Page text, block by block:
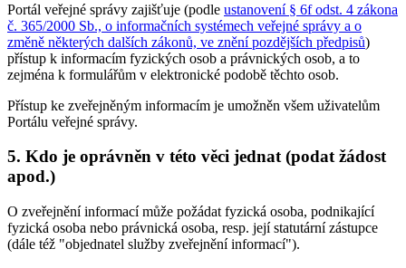
Portál veřejné správy zajišťuje (podle ustanovení § 6f odst. 4 zákona
č. 365/2000 Sb., o informačních systémech veřejné správy a o
změně některých dalších zákonů, ve znění pozdějších předpisů)
přístup k informacím fyzických osob a právnických osob, a to
zejména k formulářům v elektronické podobě těchto osob.
Přístup ke zveřejněným informacím je umožněn všem uživatelům
Portálu veřejné správy.
5. Kdo je oprávněn v této věci jednat (podat žádost
apod.)
O zveřejnění informací může požádat fyzická osoba, podnikající
fyzická osoba nebo právnická osoba, resp. její statutární zástupce
(dále též "objednatel služby zveřejnění informací").